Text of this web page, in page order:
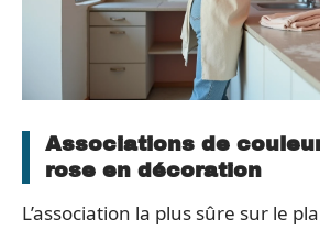
Associations de
rose en décoration
L’association la plus sûre sur le